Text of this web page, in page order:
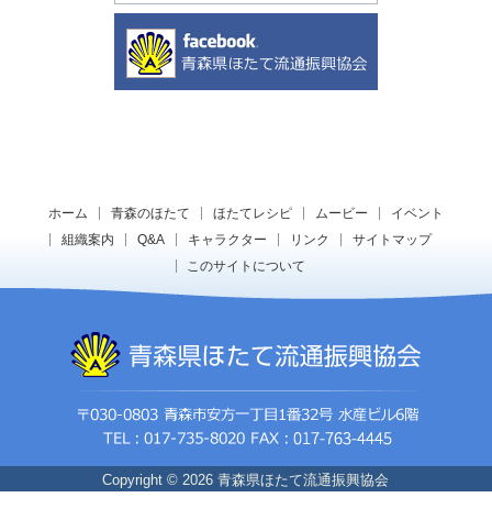
ホーム 青森のほたて ほたてレシピ ムービー
イベント
組織案内
Q&A キャラクター リンク
サイトマップ
このサイトについて
Copyright © 2026 青森県ほたて流通振興協会